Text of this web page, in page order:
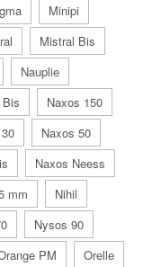
Minipi
Mistral Bis
Nauplie
Naxos 150
Naxos 50
Naxos Neess
mm
Nihil
Nysos 90
PM
Orelle